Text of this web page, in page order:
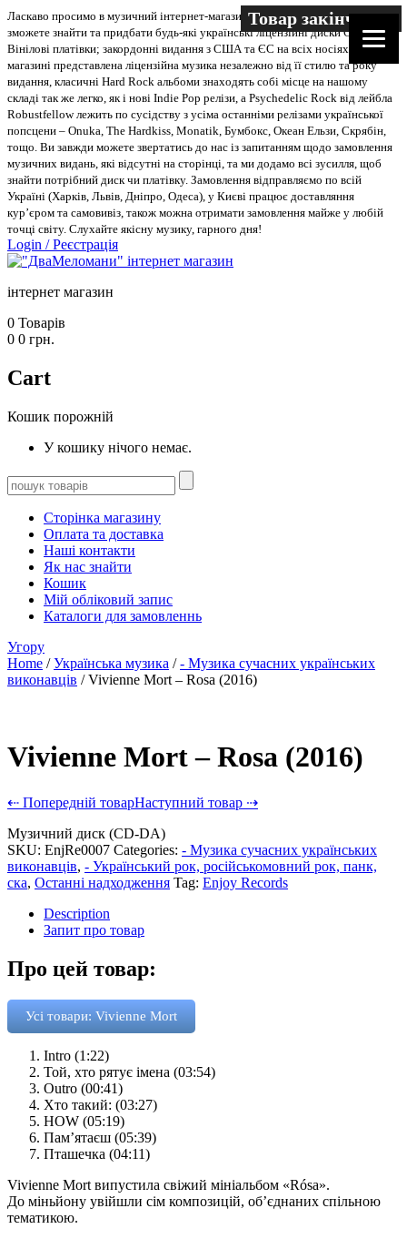
Ласкаво просимо в музичний інтернет-магазин “Два меломани”. У нас Ви
зможете знайти та придбати будь-які українські ліцензійні диски CD, DVD,
Вінілові платівки; закордонні видання з США та ЄС на всіх носіях. В
магазині представлена ліцензійна музика незалежно від її стилю та року
видання, класичні Hard Rock альбоми знаходять собі місце на нашому
складі так же легко, як і нові Indie Pop релізи, а Psychedelic Rock від лейбла
Robustfellow лежить по сусідству з усіма останніми релізами української
попсцени – Onuka, The Hardkiss, Monatik, Бумбокс, Океан Ельзи, Скрябін,
тощо. Ви завжди можете звертатись до нас із запитанням щодо замовлення
музичних видань, які відсутні на сторінці, та ми додамо всі зусилля, щоб
знайти потрібний диск чи платівку. Замовлення відправляємо по всій
Україні (Харків, Львів, Дніпро, Одеса), у Києві працює доставляння
кур’єром та самовивіз, також можна отримати замовлення майже у любій
точці світу. Слухайте якісну музику, гарного дня!
Login /Реєстрація
інтернет магазин
0 Товарів
0 0 грн.
Cart
Кошик порожній
У кошику нічого немає.
Сторінка магазину
Оплата та доставка
Наші контакти
Як нас знайти
Кошик
Мій обліковий запис
Каталоги для замовленнь
Угору
Home /Українська музика /- Музика сучасних українських
виконавців / Vivienne Mort – Rosa (2016)
Товар закінчився
Vivienne Mort – Rosa (2016)
⇠ Попередній товарНаступний товар ⇢
Музичний диск (CD-DA)
SKU: EnjRe0007 Categories: - Музика сучасних українських
виконавців, - Український рок, російськомовний рок, панк,
ска, Останні надходження Tag: Enjoy Records
Description
Запит про товар
Про цей товар:
Усі товари: Vivienne Mort
Intro (1:22)
Той, хто рятує імена (03:54)
Outro (00:41)
Хто такий: (03:27)
HOW (05:19)
Пам’ятаєш (05:39)
Пташечка (04:11)
Vivienne Mort випустила свіжий мініальбом «Rósa».
До міньйону увійшли сім композицій, об’єднаних спільною
тематикою.